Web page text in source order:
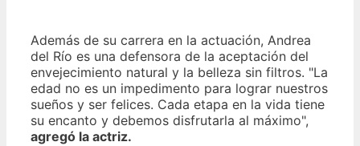
Además de su carrera en la actuación, Andrea
del Río es una defensora de la aceptación del
envejecimiento natural y la belleza sin filtros. "La
edad no es un impedimento para lograr nuestros
sueños y ser felices. Cada etapa en la vida tiene
su encanto y debemos disfrutarla al máximo",
agregó la actriz.